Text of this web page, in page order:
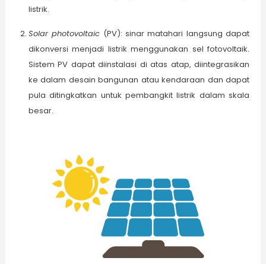
listrik.
Solarphotovoltaic (PV): sinar matahari langsung dapat
dikonversi menjadi listrik menggunakan sel fotovoltaik.
Sistem PV dapat diinstalasi di atas atap, diintegrasikan
ke dalam desain bangunan atau kendaraan dan dapat
pula ditingkatkan untuk pembangkit listrik dalam skala
besar.